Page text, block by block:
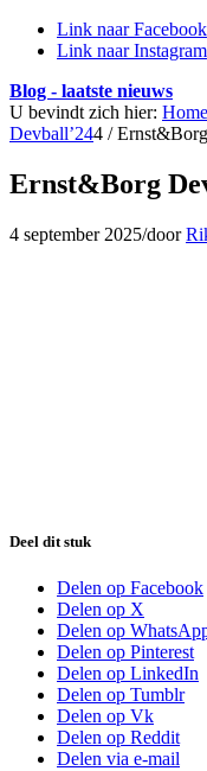
Link naar Facebook
Link naar Instagram
Blog - laatste nieuws
U bevindt zich hier: Home
Devball’244 /
Ernst&Borg
4 september 2025/door
Deel dit stuk
Delen op Facebook
Delen op X
Delen op
Delen op Pinterest
Delen op LinkedIn
Delen op Tumblr
Delen op Vk
Delen op Reddit
Delen via e-mail